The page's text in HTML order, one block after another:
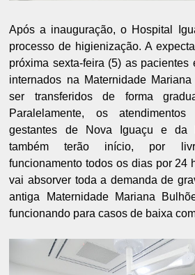
Após a inauguração, o Hospital
processo de higienização. A
próxima sexta-feira (5) as
internados na Maternidade
ser transferidos de forma
Paralelamente, os
gestantes de Nova Iguaçu e da
também terão início, por
funcionamento todos os dias por 24
vai absorver toda a demanda de
antiga Maternidade Mariana
funcionando para casos de baixa